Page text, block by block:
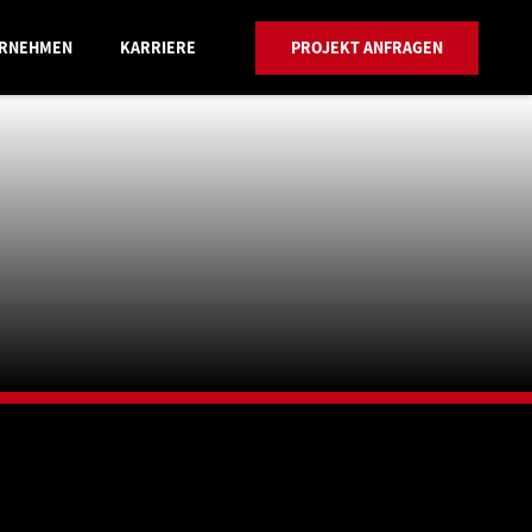
KARRIERE PROJEKT ANFRAGEN